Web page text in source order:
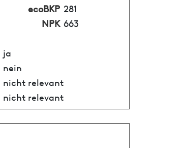
ecoBKP 281
NPK 663
ja
nein
nicht relevant
nicht relevant